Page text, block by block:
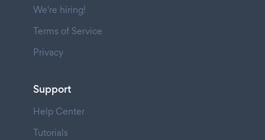
We're hiring!
Terms of Service
Privacy
Support
Help Center
Tutorials